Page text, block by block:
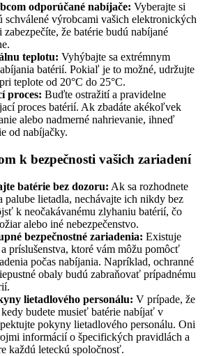
odporúčané nabíjače: Vyberajte si
schválené výrobcami vašich elektronických
že batérie budú nabíjané
teplotu: Vyhýbajte sa extrémnym
batérií. Pokiaľ je to možné, udržujte
teplote od 20°C do 25°C.
proces: Buďte ostražití a pravidelne
proces batérií. Ak zbadáte akékoľvek
alebo nadmerné nahrievanie, ihneď
od nabíjačky.
k bezpečnosti vašich zariadení
batérie bez dozoru: Ak sa rozhodnete
palube lietadla, nechávajte ich nikdy bez
k neočakávanému zlyhaniu batérií, čo
alebo iné nebezpečenstvo.
bezpečnostné zariadenia: Existuje
príslušenstva, ktoré vám môžu pomôcť
počas nabíjania. Napríklad, ochranné
obaly budú zabraňovať prípadnému
lietadlového personálu: V prípade, že
kedy budete musieť batérie nabíjať v
pokyny lietadlového personálu. Oni
informácií o špecifických pravidlách a
každú leteckú spoločnosť.